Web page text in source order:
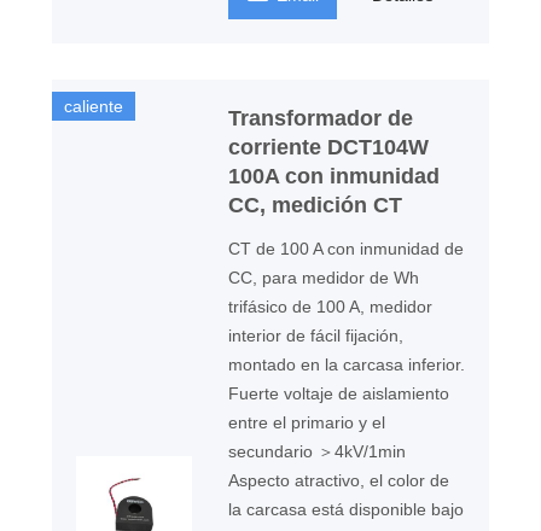
caliente
Transformador de
corriente DCT104W
100A con inmunidad
CC, medición CT
CT de 100 A con inmunidad de
CC, para medidor de Wh
trifásico de 100 A, medidor
interior de fácil fijación,
montado en la carcasa inferior.
Fuerte voltaje de aislamiento
entre el primario y el
secundario ＞4kV/1min
Aspecto atractivo, el color de
la carcasa está disponible bajo